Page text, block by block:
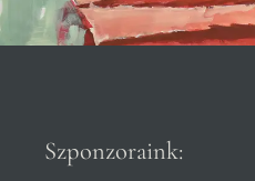
Szponzoraink: